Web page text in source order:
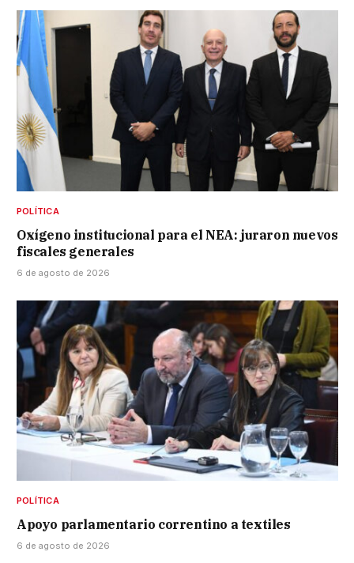
POLÍTICA
Oxígeno institucional para el NEA: juraron nuevos
fiscales generales
6 de agosto de 2026
POLÍTICA
Apoyo parlamentario correntino a textiles
6 de agosto de 2026